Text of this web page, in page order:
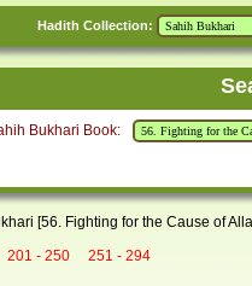
Hadith Collection:
Bukhari Book:
[56. Fighting for the Cause of
201 - 250
251 - 294